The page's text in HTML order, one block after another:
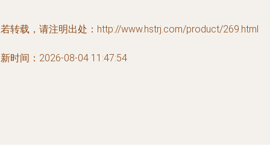
转载，请注明出处：http://www.hstrj.com/product/269.html
时间：2026-08-04 11:47:54